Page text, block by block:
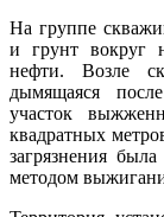
На группе
и грунт вокруг
нефти. Возле
дымящаяся
участок
квадратных
загрязнения
методом